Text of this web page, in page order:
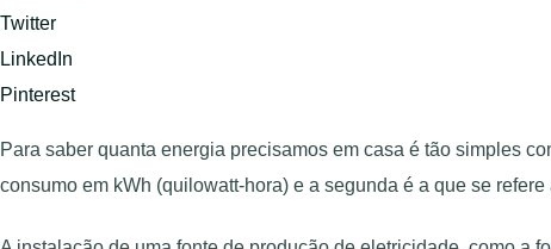
Twitter
LinkedIn
Pinterest
Para saber quanta energia precisamos em casa é tão simples
consumo em kWh (quilowatt-hora) e a segunda é a que se